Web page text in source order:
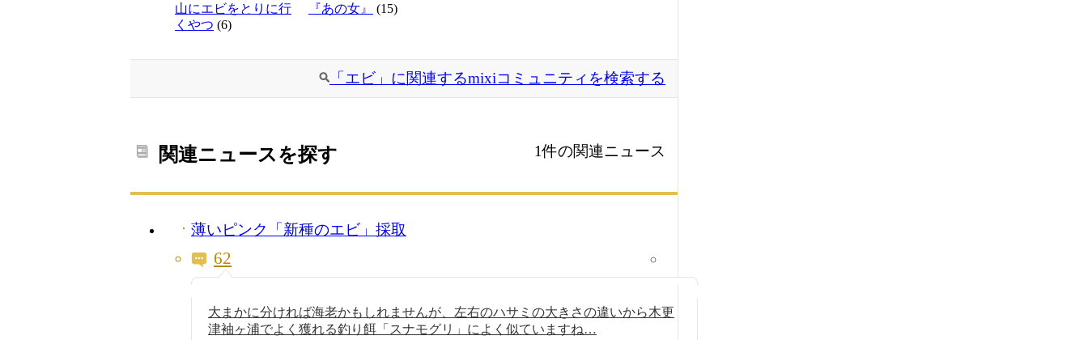
山にエビをとりに行
くやつ (6)
『あの女』 (15)
「エビ」に関連するmixiコミュニティを検索する
関連ニュースを探す 1件の関連ニュース
薄いピンク「新種のエビ」採取
62
大まかに分ければ海老かもしれませんが、左右のハサミの大きさの違いから木更
津袖ヶ浦でよく獲れる釣り餌「スナモグリ」によく似ていますね…